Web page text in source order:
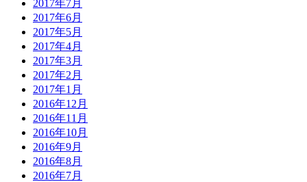
2017年7月
2017年6月
2017年5月
2017年4月
2017年3月
2017年2月
2017年1月
2016年12月
2016年11月
2016年10月
2016年9月
2016年8月
2016年7月